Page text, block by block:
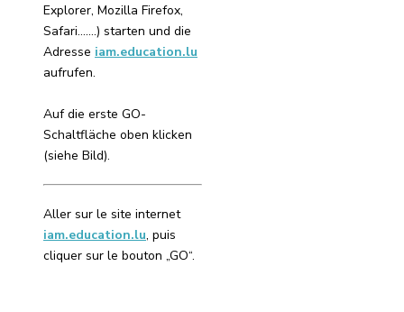
Explorer, Mozilla Firefox,
Safari…….) starten und die
Adresse iam.education.lu
aufrufen.
Auf die erste GO-
Schaltfläche oben klicken
(siehe Bild).
Aller sur le site internet
iam.education.lu, puis
cliquer sur le bouton „GO“.